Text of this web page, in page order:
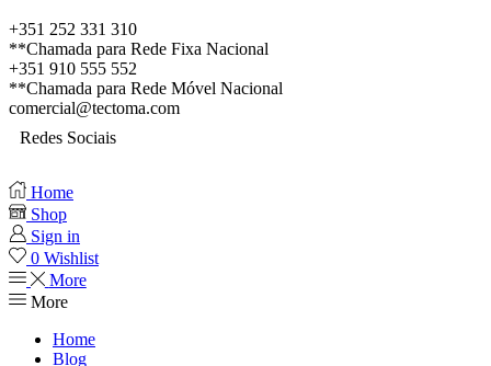
+351 252 331 310
**Chamada para Rede Fixa Nacional
+351 910 555 552
**Chamada para Rede Móvel Nacional
comercial@tectoma.com
Redes Sociais
Home
Shop
Sign in
0 Wishlist
More
More
Home
Blog